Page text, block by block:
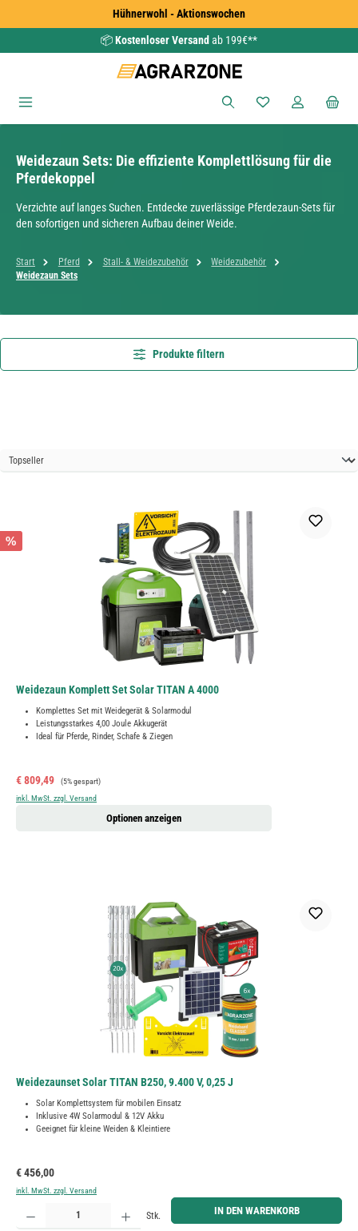
Zum Hauptinhalt springenHühnerwohl - Aktionswochen
📦Kostenloser Versand ab 199€**
Du hast 0
Weidezaun Sets: Die effiziente Komplettlösung für die
Pferdekoppel
Verzichte auf langes Suchen. Entdecke zuverlässige Pferdezaun-Sets für
den sofortigen und sicheren Aufbau deiner Weide.
Start Pferd Stall- & Weidezubehör
Weidezubehör
Weidezaun Sets
Produkte filtern
%
Weidezaun Komplett Set Solar TITAN A 4000
Komplettes Set mit Weidegerät & Solarmodul
Leistungsstarkes 4,00 Joule Akkugerät
Ideal für Pferde, Rinder, Schafe & Ziegen
Verkaufspreis:
€ 809,49 Regulärer Preis:
(5% gespart)
inkl. MwSt. zzgl. Versand
Optionen anzeigen
Weidezaunset Solar TITAN B250, 9.400 V, 0,25 J
Solar Komplettsystem für mobilen Einsatz
Inklusive 4W Solarmodul & 12V Akku
Geeignet für kleine Weiden & Kleintiere
Regulärer Preis:
€ 456,00
inkl. MwSt. zzgl. Versand
Produkt Anzahl: Gib den gewünschten Wert ein oder benutze die Schaltflächen um die Anzahl zu
Stk. IN DEN WARENKORB